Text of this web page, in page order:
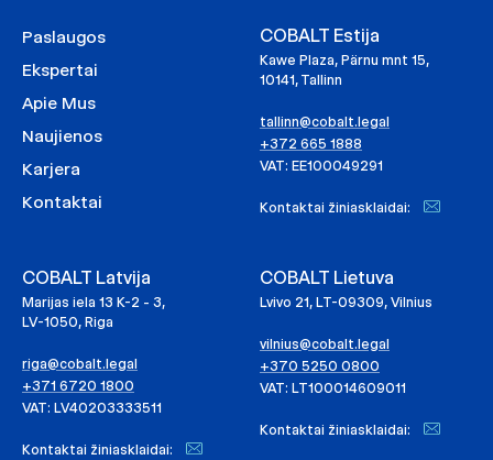
Paslaugos
Ekspertai
Apie Mus
Naujienos
Karjera
Kontaktai
COBALT Estija
Kawe Plaza, Pärnu mnt 15,
10141, Tallinn
tallinn@cobalt.legal
+372 665 1888
VAT: EE100049291
Kontaktai žiniasklaidai:
COBALT Latvija
Marijas iela 13 K-2 - 3,
LV-1050, Riga
riga@cobalt.legal
+371 6720 1800
VAT: LV40203333511
Kontaktai žiniasklaidai:
COBALT Lietuva
Lvivo 21, LT-09309, Vilnius
vilnius@cobalt.legal
+370 5250 0800
VAT: LT100014609011
Kontaktai žiniasklaidai: